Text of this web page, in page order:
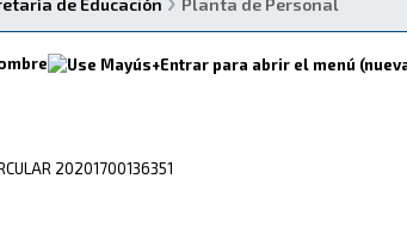
20201700136351